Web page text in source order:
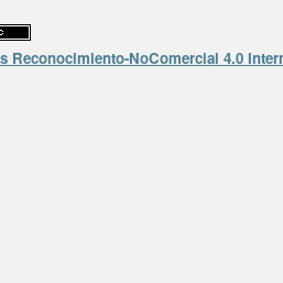
Reconocimiento-NoComercial 4.0